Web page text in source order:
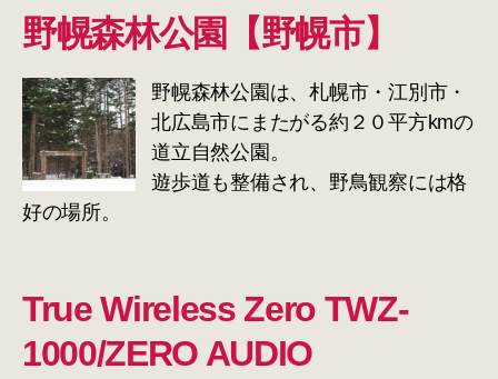
野幌森林公園【野幌市】
野幌森林公園は、札幌市・江別市・
北広島市にまたがる約２０平方kmの
道立自然公園。
遊歩道も整備され、野鳥観察には格
好の場所。
True Wireless Zero TWZ-
1000/ZERO AUDIO